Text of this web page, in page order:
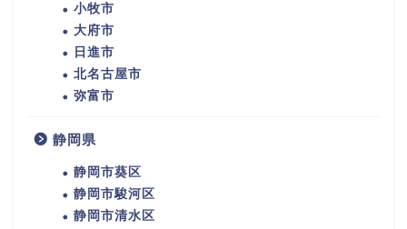
小牧市
大府市
日進市
北名古屋市
弥富市
静岡県
静岡市葵区
静岡市駿河区
静岡市清水区